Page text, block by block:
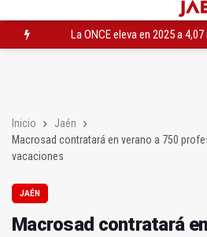
La ONCE eleva en 2025 a
Inicio
Jaén
Macrosad contratará en verano a 750
vacaciones
JAÉN
Macrosad contratará